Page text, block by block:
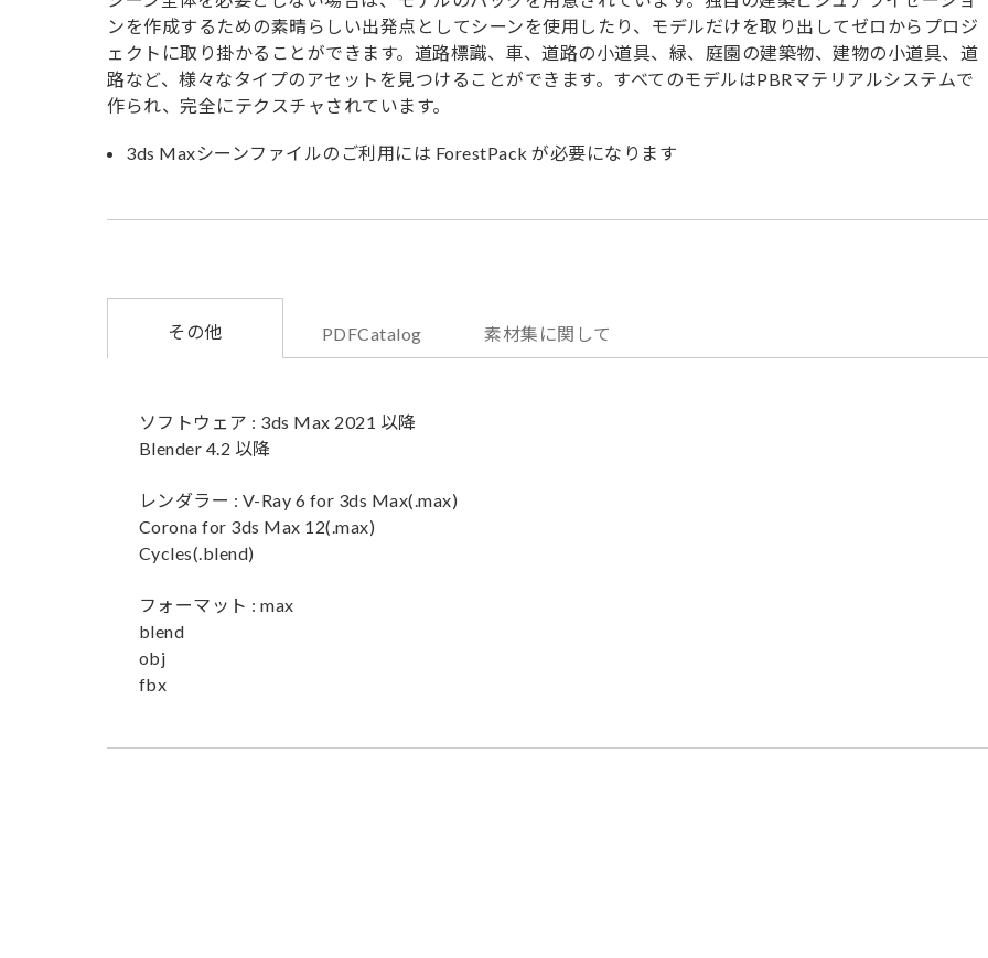
ンを作成するための素晴らしい出発点としてシーンを使用したり、モデルだけを取り出してゼロからプロジ
ェクトに取り掛かることができます。道路標識、車、道路の小道具、緑、庭園の建築物、建物の小道具、道
路など、様々なタイプのアセットを見つけることができます。すべてのモデルはPBRマテリアルシステムで
作られ、完全にテクスチャされています。
3ds Maxシーンファイルのご利用には ForestPack が必要になります
その他 PDFCatalog 素材集に関して
ソフトウェア : 3ds Max 2021 以降
Blender 4.2 以降
レンダラー : V-Ray 6 for 3ds Max(.max)
Corona for 3ds Max 12(.max)
Cycles(.blend)
フォーマット : max
blend
obj
fbx